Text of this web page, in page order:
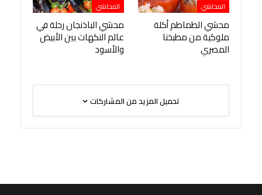
المحاشي
محشي الطماطم أكلة
ملوكية من مطبخنا
المصري
المحاشي
محشي الباذنجان رحلة في
عالم النكهات بين الأبيض
والأسود
تحميل المزيد من المشاركات